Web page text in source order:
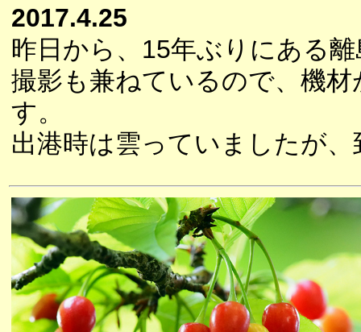
2017.4.25
昨日から、15年ぶりにある
撮影も兼ねているので、機
す。
出港時は雲っていましたが